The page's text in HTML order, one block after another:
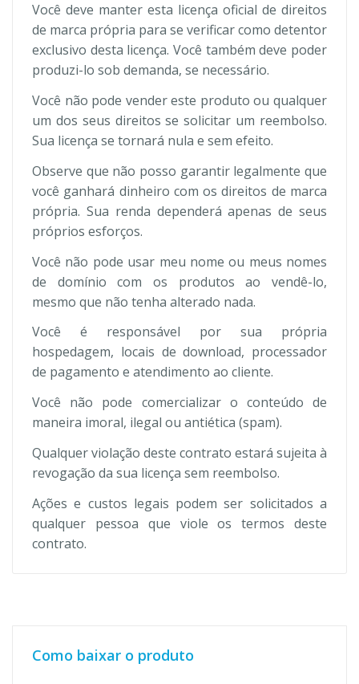
Você deve manter esta licença oficial de direitos
de marca própria para se verificar como detentor
exclusivo desta licença. Você também deve poder
produzi-lo sob demanda, se necessário.
Você não pode vender este produto ou qualquer
um dos seus direitos se solicitar um reembolso.
Sua licença se tornará nula e sem efeito.
Observe que não posso garantir legalmente que
você ganhará dinheiro com os direitos de marca
própria. Sua renda dependerá apenas de seus
próprios esforços.
Você não pode usar meu nome ou meus nomes
de domínio com os produtos ao vendê-lo,
mesmo que não tenha alterado nada.
Você é responsável por sua própria
hospedagem, locais de download, processador
de pagamento e atendimento ao cliente.
Você não pode comercializar o conteúdo de
maneira imoral, ilegal ou antiética (spam).
Qualquer violação deste contrato estará sujeita à
revogação da sua licença sem reembolso.
Ações e custos legais podem ser solicitados a
qualquer pessoa que viole os termos deste
contrato.
Como baixar o produto